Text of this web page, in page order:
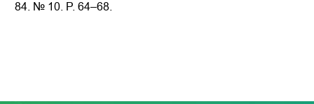
84. № 10. P. 64–68.